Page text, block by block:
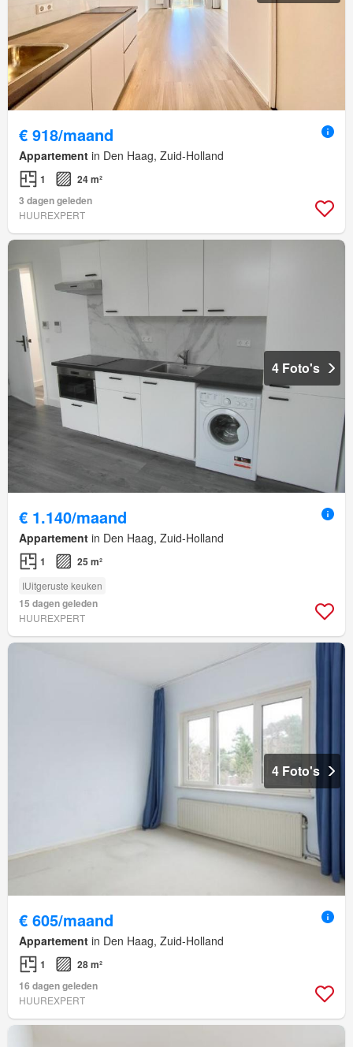
€ 918/maand
Appartement in Den Haag, Zuid-Holland
1
24 m²
3 dagen geleden
HUUREXPERT
4 Foto's
€ 1.140/maand
Appartement in Den Haag, Zuid-Holland
1 25 m²
IUitgeruste keuken
15 dagen geleden
HUUREXPERT
4 Foto's
€ 605/maand
Appartement in Den Haag, Zuid-Holland
1
28 m²
16 dagen geleden
HUUREXPERT